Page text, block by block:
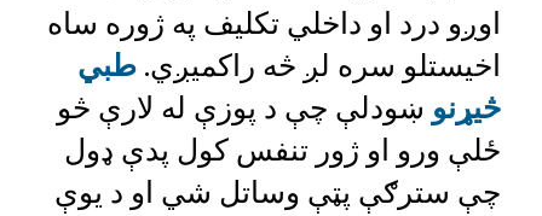
اوږو درد او داخلي تکلیف په ژوره ساه
اخیستلو سره لږ څه راکمیږي. طبي
څیړنو ښودلې چې د پوزې له لارې څو
ځلې ورو او ژور تنفس کول پدې ډول
چې سترګې پټې وساتل شي او د یوې